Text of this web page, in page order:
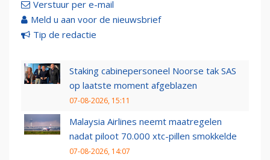
Verstuur per e-mail
Meld u aan voor de nieuwsbrief
Tip de redactie
Staking cabinepersoneel Noorse tak SAS
op laatste moment afgeblazen
07-08-2026, 15:11
Malaysia Airlines neemt maatregelen
nadat piloot 70.000 xtc-pillen smokkelde
07-08-2026, 14:07